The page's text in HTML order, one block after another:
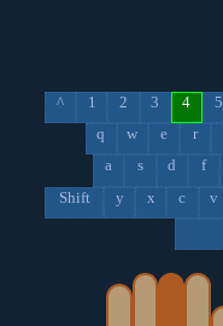
^ 1 2 3 4 5
q
w e r
a
s d f
Shift
y x c v